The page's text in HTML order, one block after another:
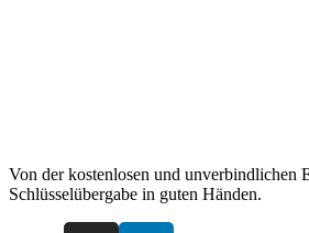
Von der kostenlosen und unverbindlichen
Schlüsselübergabe in guten Händen.